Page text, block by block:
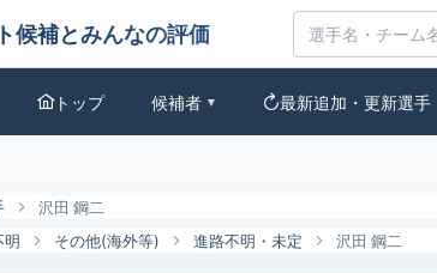
ドラフト候補とみんなの評価
んなの評価
トップ 候補者 ▼ 最新追加・更新選手
沢田 鋼二
明 その他(海外等) 進路不明・未定 沢田 鋼二